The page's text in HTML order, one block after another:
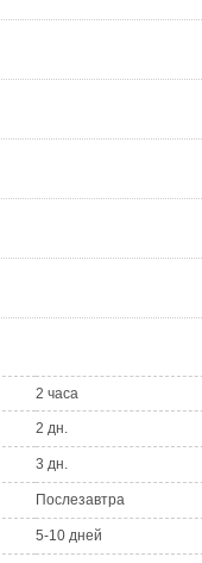
2 часа
2 дн.
3 дн.
Послезавтра
5-10 дней